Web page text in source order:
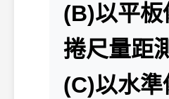
(B)以平板
捲尺量距
(C)以水準